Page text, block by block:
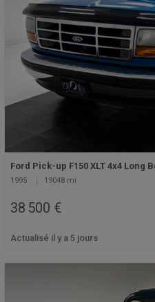
Ford Pick-up F150 XLT 4x4 Long
1995 19048 mi
38 500 €
Actualisé il y a 5 jours